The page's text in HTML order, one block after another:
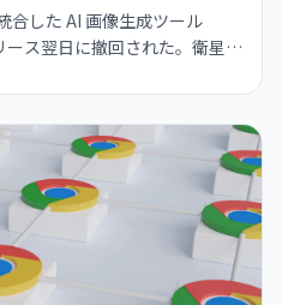
した AI 画像生成ツール
ース翌日に撤回された。衛星画
代における「真実の証拠」の